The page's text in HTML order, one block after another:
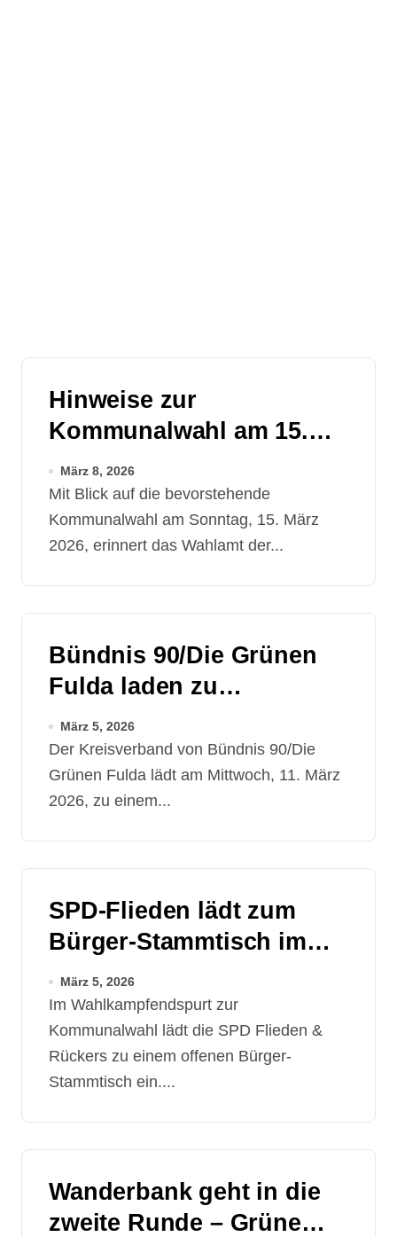
Hinweise zur
Kommunalwahl am 15.
März
März 8, 2026
Mit Blick auf die bevorstehende
Kommunalwahl am Sonntag, 15. März
2026, erinnert das Wahlamt der...
Bündnis 90/Die Grünen
Fulda laden zu
Bürgergespräch mit Omid
Nouripour ein
März 5, 2026
Der Kreisverband von Bündnis 90/Die
Grünen Fulda lädt am Mittwoch, 11. März
2026, zu einem...
SPD-Flieden lädt zum
Bürger-Stammtisch im
Wahlkampfendspurt ein
März 5, 2026
Im Wahlkampfendspurt zur
Kommunalwahl lädt die SPD Flieden &
Rückers zu einem offenen Bürger-
Stammtisch ein....
Wanderbank geht in die
zweite Runde – Grüne